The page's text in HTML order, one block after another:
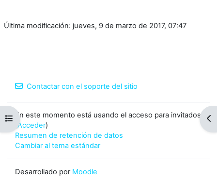
Abrir índice del curso
Última modificación: jueves, 9 de marzo de 2017, 07:47
Contactar con el soporte del sitio
En este momento está usando el acceso para invitados
Acceder)
Resumen de retención de datos
Cambiar al tema estándar
Desarrollado por Moodle